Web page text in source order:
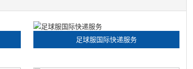
足球服国际快递服务